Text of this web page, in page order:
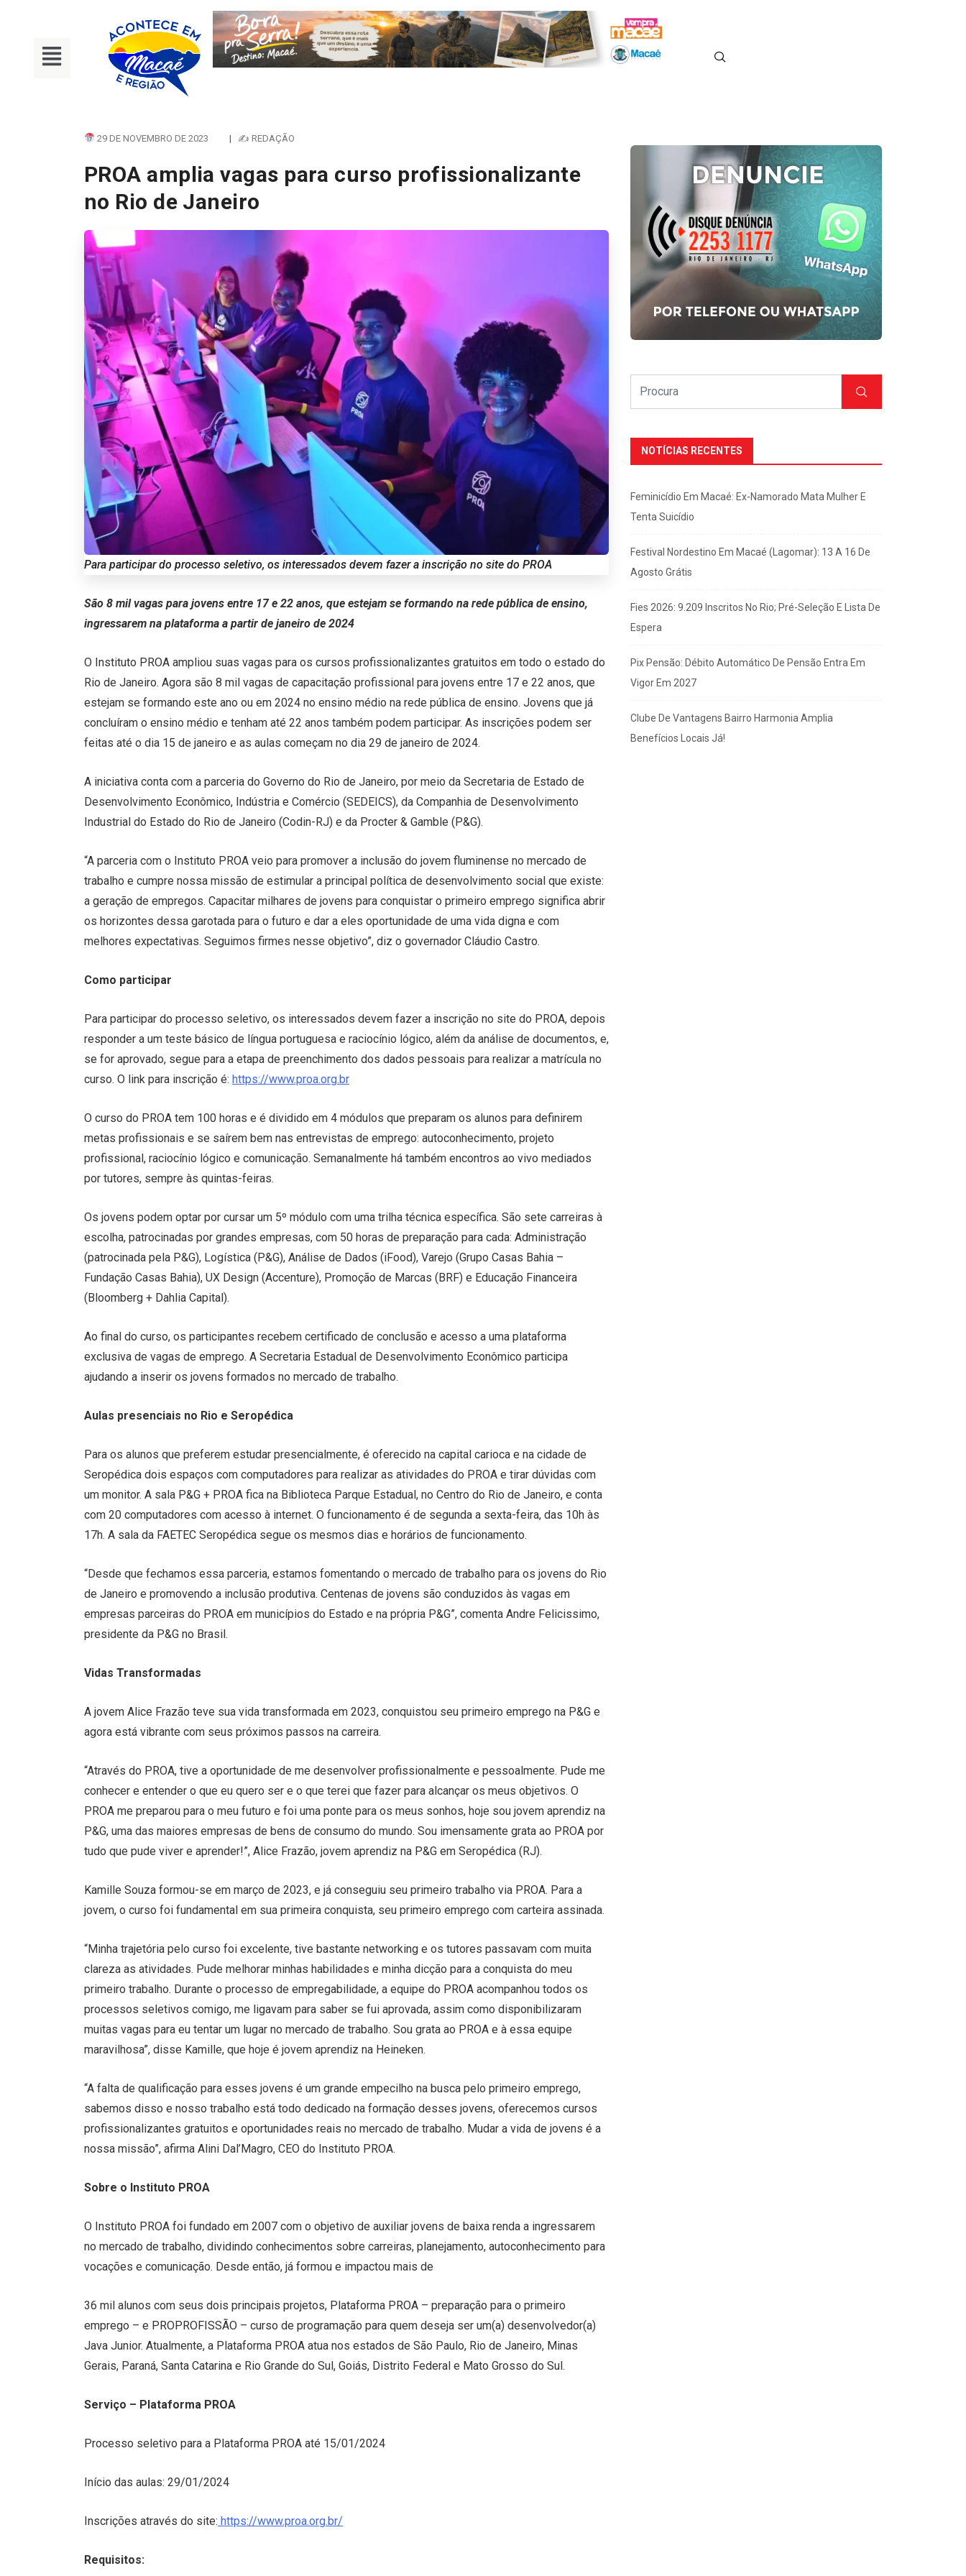
29 DE NOVEMBRO DE 2023 | ✍ REDAÇÃO
PROA amplia vagas para curso profissionalizante
no Rio de Janeiro
Para participar do processo seletivo, os interessados devem fazer a inscrição no site do PROA
São 8 mil vagas para jovens entre 17 e 22 anos, que estejam se formando na rede pública de ensino,
ingressarem na plataforma a partir de janeiro de 2024
O Instituto PROA ampliou suas vagas para os cursos profissionalizantes gratuitos em todo o estado do
Rio de Janeiro. Agora são 8 mil vagas de capacitação profissional para jovens entre 17 e 22 anos, que
estejam se formando este ano ou em 2024 no ensino médio na rede pública de ensino. Jovens que já
concluíram o ensino médio e tenham até 22 anos também podem participar. As inscrições podem ser
feitas até o dia 15 de janeiro e as aulas começam no dia 29 de janeiro de 2024.
A iniciativa conta com a parceria do Governo do Rio de Janeiro, por meio da Secretaria de Estado de
Desenvolvimento Econômico, Indústria e Comércio (SEDEICS), da Companhia de Desenvolvimento
Industrial do Estado do Rio de Janeiro (Codin-RJ) e da Procter & Gamble (P&G).
“A parceria com o Instituto PROA veio para promover a inclusão do jovem fluminense no mercado de
trabalho e cumpre nossa missão de estimular a principal política de desenvolvimento social que existe:
a geração de empregos. Capacitar milhares de jovens para conquistar o primeiro emprego significa abrir
os horizontes dessa garotada para o futuro e dar a eles oportunidade de uma vida digna e com
melhores expectativas. Seguimos firmes nesse objetivo”, diz o governador Cláudio Castro.
Como participar
Para participar do processo seletivo, os interessados devem fazer a inscrição no site do PROA, depois
responder a um teste básico de língua portuguesa e raciocínio lógico, além da análise de documentos, e,
se for aprovado, segue para a etapa de preenchimento dos dados pessoais para realizar a matrícula no
curso. O link para inscrição é: https://www.proa.org.br
O curso do PROA tem 100 horas e é dividido em 4 módulos que preparam os alunos para definirem
metas profissionais e se saírem bem nas entrevistas de emprego: autoconhecimento, projeto
profissional, raciocínio lógico e comunicação. Semanalmente há também encontros ao vivo mediados
por tutores, sempre às quintas-feiras.
Os jovens podem optar por cursar um 5º módulo com uma trilha técnica específica. São sete carreiras à
escolha, patrocinadas por grandes empresas, com 50 horas de preparação para cada: Administração
(patrocinada pela P&G), Logística (P&G), Análise de Dados (iFood), Varejo (Grupo Casas Bahia –
Fundação Casas Bahia), UX Design (Accenture), Promoção de Marcas (BRF) e Educação Financeira
(Bloomberg + Dahlia Capital).
Ao final do curso, os participantes recebem certificado de conclusão e acesso a uma plataforma
exclusiva de vagas de emprego. A Secretaria Estadual de Desenvolvimento Econômico participa
ajudando a inserir os jovens formados no mercado de trabalho.
Aulas presenciais no Rio e Seropédica
Para os alunos que preferem estudar presencialmente, é oferecido na capital carioca e na cidade de
Seropédica dois espaços com computadores para realizar as atividades do PROA e tirar dúvidas com
um monitor. A sala P&G + PROA fica na Biblioteca Parque Estadual, no Centro do Rio de Janeiro, e conta
com 20 computadores com acesso à internet. O funcionamento é de segunda a sexta-feira, das 10h às
17h. A sala da FAETEC Seropédica segue os mesmos dias e horários de funcionamento.
“Desde que fechamos essa parceria, estamos fomentando o mercado de trabalho para os jovens do Rio
de Janeiro e promovendo a inclusão produtiva. Centenas de jovens são conduzidos às vagas em
empresas parceiras do PROA em municípios do Estado e na própria P&G”, comenta Andre Felicissimo,
presidente da P&G no Brasil.
Vidas Transformadas
A jovem Alice Frazão teve sua vida transformada em 2023, conquistou seu primeiro emprego na P&G e
agora está vibrante com seus próximos passos na carreira.
“Através do PROA, tive a oportunidade de me desenvolver profissionalmente e pessoalmente. Pude me
conhecer e entender o que eu quero ser e o que terei que fazer para alcançar os meus objetivos. O
PROA me preparou para o meu futuro e foi uma ponte para os meus sonhos, hoje sou jovem aprendiz na
P&G, uma das maiores empresas de bens de consumo do mundo. Sou imensamente grata ao PROA por
tudo que pude viver e aprender!”, Alice Frazão, jovem aprendiz na P&G em Seropédica (RJ).
Kamille Souza formou-se em março de 2023, e já conseguiu seu primeiro trabalho via PROA. Para a
jovem, o curso foi fundamental em sua primeira conquista, seu primeiro emprego com carteira assinada.
“Minha trajetória pelo curso foi excelente, tive bastante networking e os tutores passavam com muita
clareza as atividades. Pude melhorar minhas habilidades e minha dicção para a conquista do meu
primeiro trabalho. Durante o processo de empregabilidade, a equipe do PROA acompanhou todos os
processos seletivos comigo, me ligavam para saber se fui aprovada, assim como disponibilizaram
muitas vagas para eu tentar um lugar no mercado de trabalho. Sou grata ao PROA e à essa equipe
maravilhosa”, disse Kamille, que hoje é jovem aprendiz na Heineken.
“A falta de qualificação para esses jovens é um grande empecilho na busca pelo primeiro emprego,
sabemos disso e nosso trabalho está todo dedicado na formação desses jovens, oferecemos cursos
profissionalizantes gratuitos e oportunidades reais no mercado de trabalho. Mudar a vida de jovens é a
nossa missão”, afirma Alini Dal’Magro, CEO do Instituto PROA.
Sobre o Instituto PROA
O Instituto PROA foi fundado em 2007 com o objetivo de auxiliar jovens de baixa renda a ingressarem
no mercado de trabalho, dividindo conhecimentos sobre carreiras, planejamento, autoconhecimento para
vocações e comunicação. Desde então, já formou e impactou mais de
36 mil alunos com seus dois principais projetos, Plataforma PROA – preparação para o primeiro
emprego – e PROPROFISSÃO – curso de programação para quem deseja ser um(a) desenvolvedor(a)
Java Junior. Atualmente, a Plataforma PROA atua nos estados de São Paulo, Rio de Janeiro, Minas
Gerais, Paraná, Santa Catarina e Rio Grande do Sul, Goiás, Distrito Federal e Mato Grosso do Sul.
Serviço – Plataforma PROA
Processo seletivo para a Plataforma PROA até 15/01/2024
Início das aulas: 29/01/2024
Inscrições através do site: https://www.proa.org.br/
Requisitos:
NOTÍCIAS RECENTES
Feminicídio Em Macaé: Ex-Namorado Mata Mulher E
Tenta Suicídio
Festival Nordestino Em Macaé (Lagomar): 13 A 16 De
Agosto Grátis
Fies 2026: 9.209 Inscritos No Rio; Pré-Seleção E Lista De
Espera
Pix Pensão: Débito Automático De Pensão Entra Em
Vigor Em 2027
Clube De Vantagens Bairro Harmonia Amplia
Benefícios Locais Já!